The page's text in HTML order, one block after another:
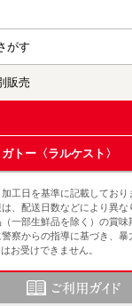
がす
販売
トー〈ラルケスト〉
工日を基準に記載しており
、配送日数などにより異な
一部生鮮品を除く）の賞味
察からの指導に基づき、暴
お受けできません。